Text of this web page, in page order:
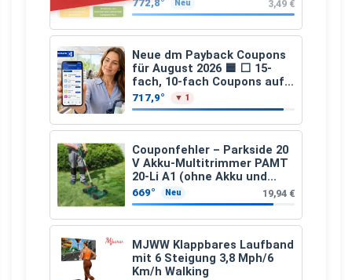
Apfelfaser)
772,8° Neu 3,49 €
Neue dm Payback Coupons
für August 2026 🟦 ⬜ 15-
fach, 10-fach Coupons auf
den gesamten Einkauf ab 2
€
717,9° ▼ 1
Couponfehler – Parkside 20
V Akku-Multitrimmer PAMT
20-Li A1 (ohne Akku und
Ladegerät)
669° Neu 19,94 €
MJWW Klappbares Laufband
mit 6 Steigung 3,8 Mph/6
Km/h Walking